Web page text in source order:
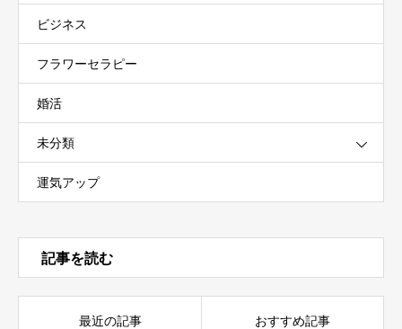
ビジネス
フラワーセラピー
婚活
未分類
運気アップ
記事を読む
最近の記事 おすすめ記事